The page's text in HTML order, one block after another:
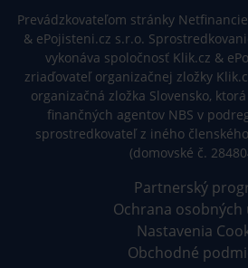
Prevádzkovateľom stránky
& ePojisteni.cz s.r.o.
vykonáva spoločnosť Klik.cz &
zriaďovateľ organizačnej zložky
organizačná zložka Slovensko,
finančných agentov NBS v
sprostredkovateľ z iného
(domovské č.
Partnerský
Ochrana osobných
Nastavenia
Obchodné